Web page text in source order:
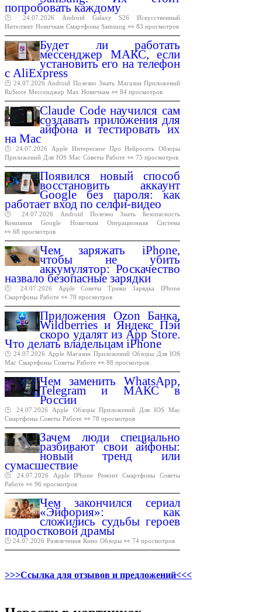
попробовать каждому
🕑 24.07.2026 Android Galaxy S26
Искусственный
Интеллект Новичкам Смартфоны Samsung 👀 83 просмотров
Будет ли работать
мессенджер МАКС, если
установить его на телефон
с AliExpress
🕑 24.07.2026 Android Полезно Знать Магазин Приложений
RuStore Мессенджер Max Новичкам 👀 84 просмотров
Claude Code научился сам
создавать приложения для
айфона и тестировать их
на Mac
🕑 24.07.2026 Apple Интересное Про Нейросеть Обзоры
Приложений Для IOS Mac Советы Работе 👀 75 просмотров
Появился новый способ
восстановить аккаунт
Google без пароля: как
работает вход по селфи-видео
🕑 24.07.2026 Android Полезно Знать
Безопасность
Компания
Google Новичкам Операционная
Система
👀 68 просмотров
Чем заряжать iPhone,
чтобы не убить
аккумулятор: Роскачество
назвало безопасные зарядки
🕑 24.07.2026 Apple Советы Трюки Зарядка
IPhone
Смартфоны Работе 👀 78 просмотров
Приложения Ozon Банка,
Wildberries и Яндекс Пэй
скоро удалят из App Store.
Что делать владельцам iPhone
🕑 24.07.2026 Apple Магазин Приложений Обзоры Для IOS
Mac Смартфоны Советы Работе 👀 88 просмотров
Чем заменить WhatsApp,
Telegram и МАКС в
России
🕑 24.07.2026 Apple Обзоры Приложений Для IOS Mac
Смартфоны Советы Работе 👀 78 просмотров
Зачем люди специально
разбивают свои айфоны:
новый тренд или
сумасшествие
🕑 24.07.2026 Apple IPhone Ремонт Смартфоны
Советы
Работе 👀 96 просмотров
Чем закончился сериал
«Эйфория»: как
сложились судьбы героев
подростковой драмы
🕑 24.07.2026 Развлечения Кино Обзоры 👀 74 просмотров
>>>Ссылка для отзывов и предложений<<<